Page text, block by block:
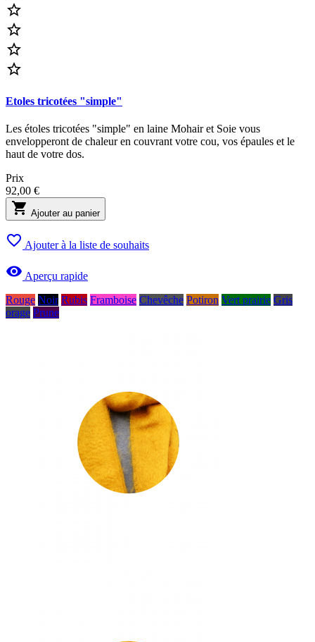




Etoles tricotées "simple"
Les étoles tricotées "simple" en laine Mohair et Soie vous
envelopperont de chaleur en couvrant votre cou, vos épaules et le
haut de votre dos.
Prix
92,00 €
 Ajouter au panier
 Ajouter à la liste de souhaits
 Aperçu rapide
Rouge Noir Rubis Framboise Chevêche Potiron Vert prairie Gris
orage Prune